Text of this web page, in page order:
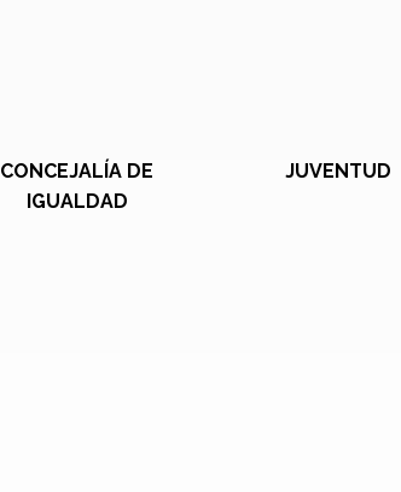
CONCEJALÍA DE
IGUALDAD
JUVENTUD